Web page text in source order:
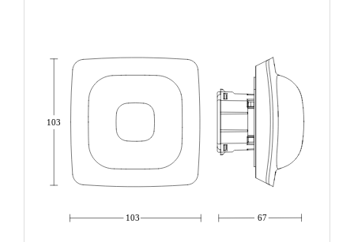
67
103
103